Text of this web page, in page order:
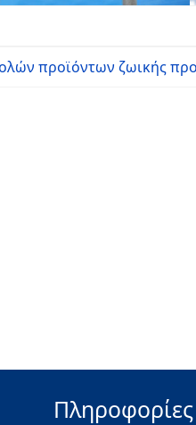
προϊόντων ζωικής
Πληροφορίες